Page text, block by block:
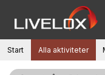
Start Alla aktiviteter